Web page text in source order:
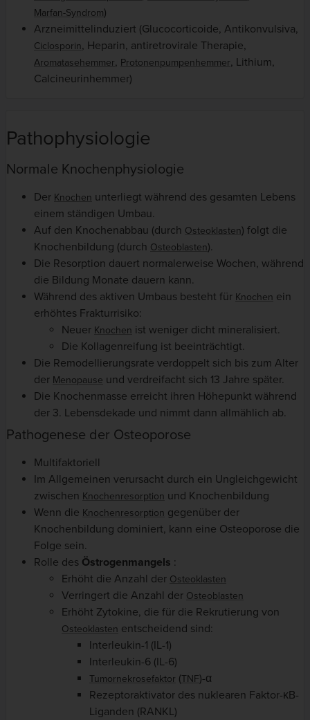
Marfan-Syndrom)
Arzneimittelinduziert (Glucocorticoide, Antikonvulsiva,
Ciclosporin, Heparin, antiretrovirale Therapie,
Aromatasehemmer, Protonenpumpenhemmer, Lithium,
Calcineurinhemmer)
Pathophysiologie
Normale Knochenphysiologie
Der Knochen unterliegt während des gesamten Lebens
einem ständigen Umbau.
Auf den Knochenabbau (durch Osteoklasten) folgt die
Knochenbildung (durch Osteoblasten).
Die Resorption dauert normalerweise Wochen, während
die Bildung Monate dauern kann.
Während des aktiven Umbaus besteht für Knochen ein
erhöhtes Frakturrisiko:
Neuer Knochen ist weniger dicht mineralisiert.
Die Kollagenreifung ist beeinträchtigt.
Die Remodellierungsrate verdoppelt sich bis zum Alter
der Menopause und verdreifacht sich 13 Jahre später.
Die Knochenmasse erreicht ihren Höhepunkt während
der 3. Lebensdekade und nimmt dann allmählich ab.
Pathogenese der Osteoporose
Multifaktoriell
Im Allgemeinen verursacht durch ein Ungleichgewicht
zwischen Knochenresorption und Knochenbildung
Wenn die Knochenresorption gegenüber der
Knochenbildung dominiert, kann eine Osteoporose die
Folge sein.
Rolle des Östrogenmangels :
Erhöht die Anzahl der Osteoklasten
Verringert die Anzahl der Osteoblasten
Erhöht Zytokine, die für die Rekrutierung von
Osteoklasten entscheidend sind:
Interleukin-1 (IL-1)
Interleukin-6 (IL-6)
Tumornekrosefaktor (TNF)-α
Rezeptoraktivator des nuklearen Faktor-κB-
Liganden (RANKL)